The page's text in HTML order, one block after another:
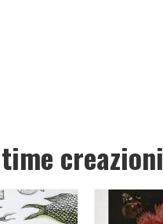
creazioni